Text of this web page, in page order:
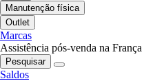
Manutenção física
Outlet
Marcas
Assistência pós-venda na França
Pesquisar
Saldos